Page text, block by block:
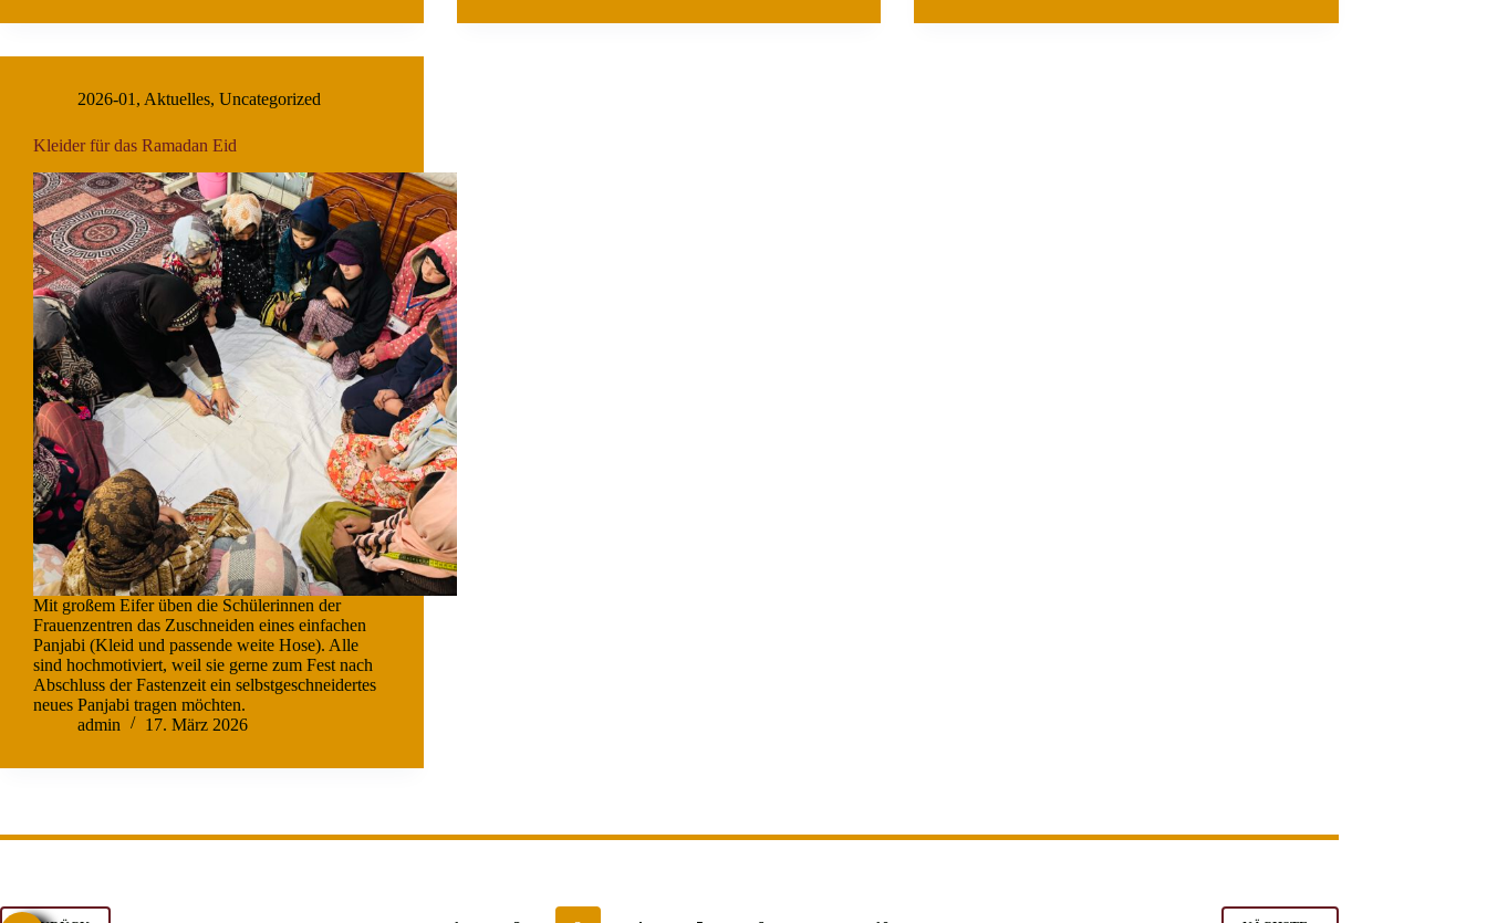
2026-01 , Aktuelles, Uncategorized
Kleider für das Ramadan Eid
Mit großem Eifer üben die Schülerinnen der
Frauenzentren das Zuschneiden eines einfachen
Panjabi (Kleid und passende weite Hose). Alle
sind hochmotiviert, weil sie gerne zum Fest nach
Abschluss der Fastenzeit ein selbstgeschneidertes
neues Panjabi tragen möchten.
admin
17. März 2026